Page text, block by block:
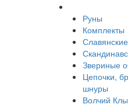
Руны
Комплекты
Звериные
Цепочки,
шнуры
Волчий